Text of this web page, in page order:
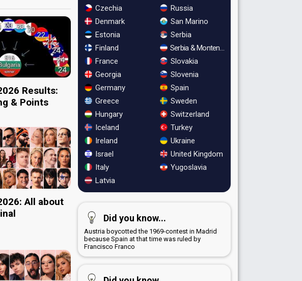
Results:
& Points
All about
Czechia
Denmark
Estonia
Finland
France
Georgia
Germany
Greece
Hungary
Iceland
Ireland
Israel
Italy
Latvia
Russia
San Marino
Serbia
Serbia & Montenegro
Slovakia
Slovenia
Spain
Sweden
Switzerland
Turkey
Ukraine
United Kingdom
Yugoslavia
Did you know...
Austria boycotted the 1969-contest in Madrid
because Spain at that time was ruled by
Francisco Franco